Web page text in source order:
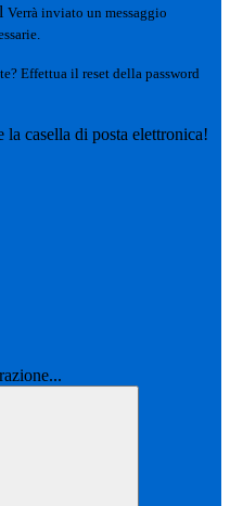
Verrà inviato un messaggio
Effettua il reset della password
casella di posta elettronica!